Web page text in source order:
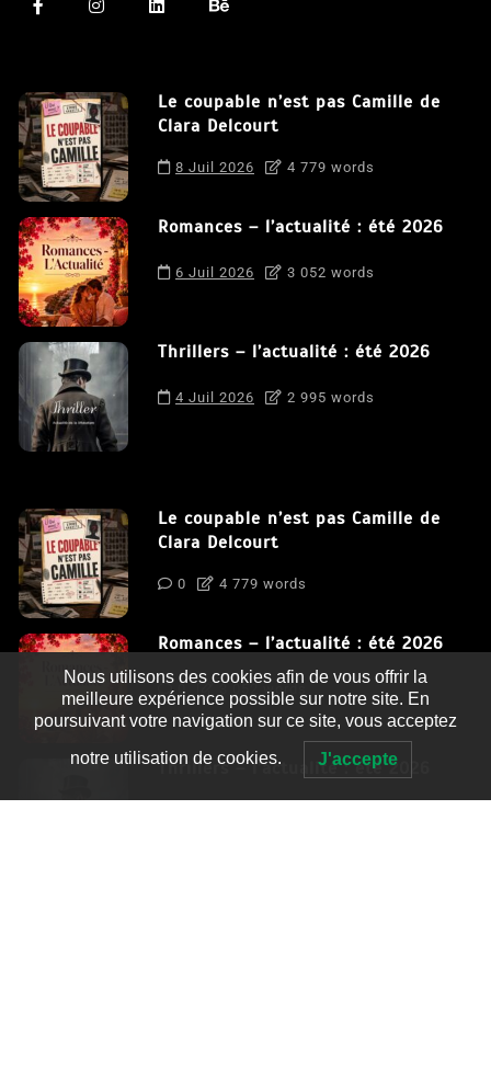
Le coupable n’est pas Camille de
Clara Delcourt
8 Juil 2026 4 779 words
Romances – l’actualité : été 2026
6 Juil 2026 3 052 words
Thrillers – l’actualité : été 2026
4 Juil 2026 2 995 words
Le coupable n’est pas Camille de
Clara Delcourt
0 4 779 words
Romances – l’actualité : été 2026
0 3 052 words
Thrillers – l’actualité : été 2026
Nous utilisons des cookies afin de vous offrir la
meilleure expérience possible sur notre site. En
poursuivant votre navigation sur ce site, vous acceptez
notre utilisation de cookies. J'accepte